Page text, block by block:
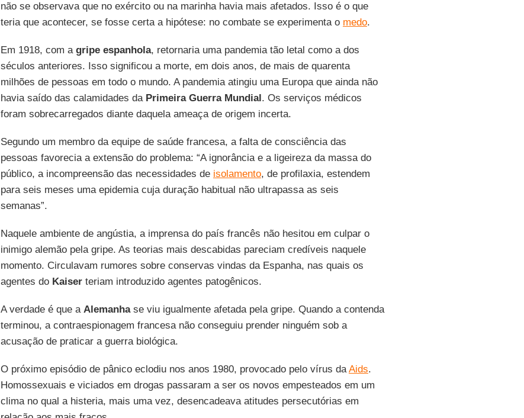
não se observava que no exército ou na marinha havia mais afetados. Isso é o que
teria que acontecer, se fosse certa a hipótese: no combate se experimenta o medo.
Em 1918, com a gripe espanhola, retornaria uma pandemia tão letal como a dos
séculos anteriores. Isso significou a morte, em dois anos, de mais de quarenta
milhões de pessoas em todo o mundo. A pandemia atingiu uma Europa que ainda não
havia saído das calamidades da Primeira Guerra Mundial. Os serviços médicos
foram sobrecarregados diante daquela ameaça de origem incerta.
Segundo um membro da equipe de saúde francesa, a falta de consciência das
pessoas favorecia a extensão do problema: “A ignorância e a ligeireza da massa do
público, a incompreensão das necessidades de isolamento, de profilaxia, estendem
para seis meses uma epidemia cuja duração habitual não ultrapassa as seis
semanas”.
Naquele ambiente de angústia, a imprensa do país francês não hesitou em culpar o
inimigo alemão pela gripe. As teorias mais descabidas pareciam credíveis naquele
momento. Circulavam rumores sobre conservas vindas da Espanha, nas quais os
agentes do Kaiserteriam introduzido agentes patogênicos.
A verdade é que a Alemanhase viu igualmente afetada pela gripe. Quando a contenda
terminou, a contraespionagem francesa não conseguiu prender ninguém sob a
acusação de praticar a guerra biológica.
O próximo episódio de pânico eclodiu nos anos 1980, provocado pelo vírus daAids.
Homossexuais e viciados em drogas passaram a ser os novos empesteados em um
clima no qual a histeria, mais uma vez, desencadeava atitudes persecutórias em